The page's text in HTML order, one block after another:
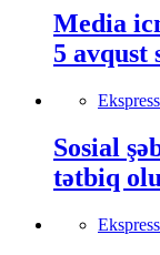
Media
5 avqust
Sosial
tətbiq